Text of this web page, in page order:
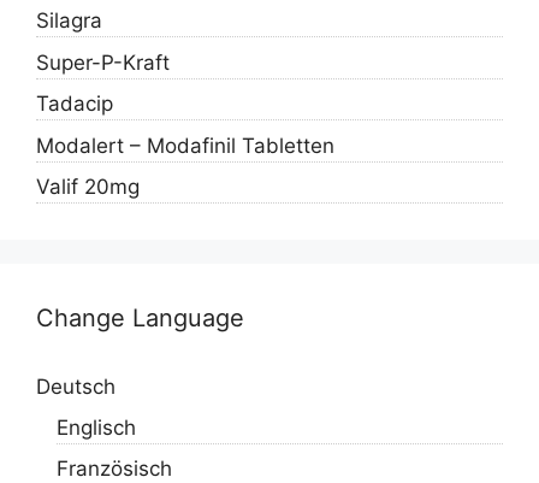
Silagra
Super-P-Kraft
Tadacip
Modalert – Modafinil Tabletten
Valif 20mg
Change Language
Deutsch
Englisch
Französisch